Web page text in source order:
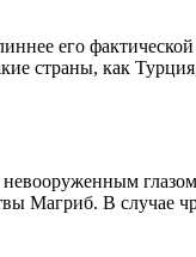
его
страны, как
Магриб. В случае